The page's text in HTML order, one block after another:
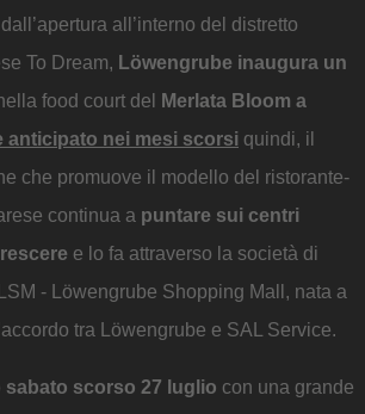
all’interno del distretto
To Dream, Löwengrube inaugura un
food court del
Merlata Bloom a
anticipato nei mesi scorsi quindi, il
che promuove il modello del ristorante-
continua a puntare sui centri
e lo fa attraverso la società di
- Löwengrube Shopping Mall, nata a
tra Löwengrube e SAL Service.
sabato scorso 27 luglio con una grande